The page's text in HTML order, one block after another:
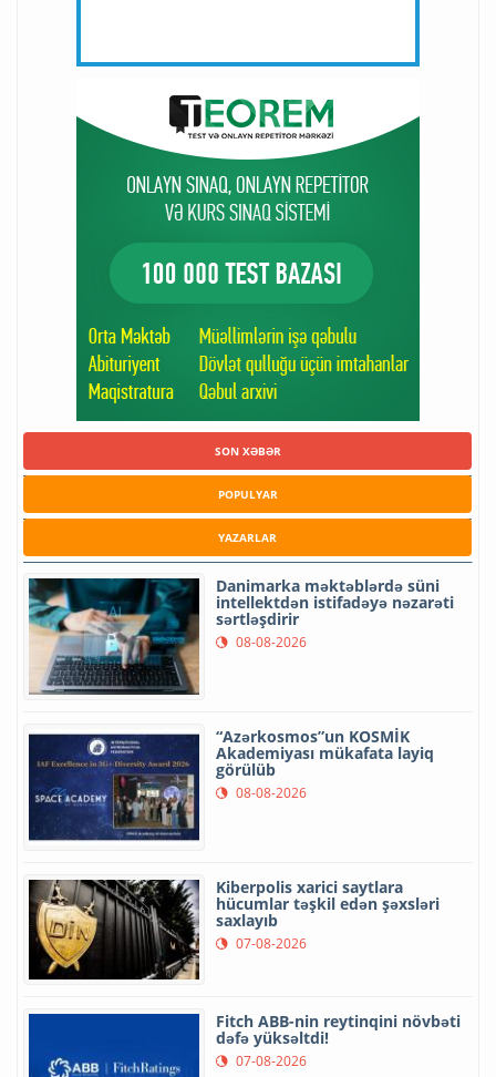
SON XƏBƏR
POPULYAR
YAZARLAR
Danimarka məktəblərdə süni
intellektdən istifadəyə nəzarəti
sərtləşdirir
08-08-2026
“Azərkosmos”un KOSMİK
Akademiyası mükafata layiq
görülüb
08-08-2026
Kiberpolis xarici saytlara
hücumlar təşkil edən şəxsləri
saxlayıb
07-08-2026
Fitch ABB-nin reytinqini növbəti
dəfə yüksəltdi!
07-08-2026